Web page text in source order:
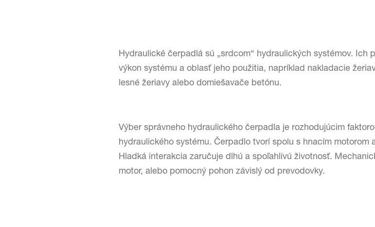
Hydraulické čerpadlá sú „srdcom“ hydraulických systémov. Ich
výkon systému a oblasť jeho použitia, napríklad nakladacie
lesné žeriavy alebo domiešavače betónu.
Výber správneho hydraulického čerpadla je rozhodujúcim
hydraulického systému. Čerpadlo tvorí spolu s hnacím motorom
Hladká interakcia zaručuje dlhú a spoľahlivú životnosť.
motor, alebo pomocný pohon závislý od prevodovky.